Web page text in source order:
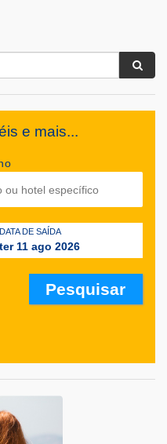
e mais...
DATA DE SAÍDA
ter 11 ago 2026